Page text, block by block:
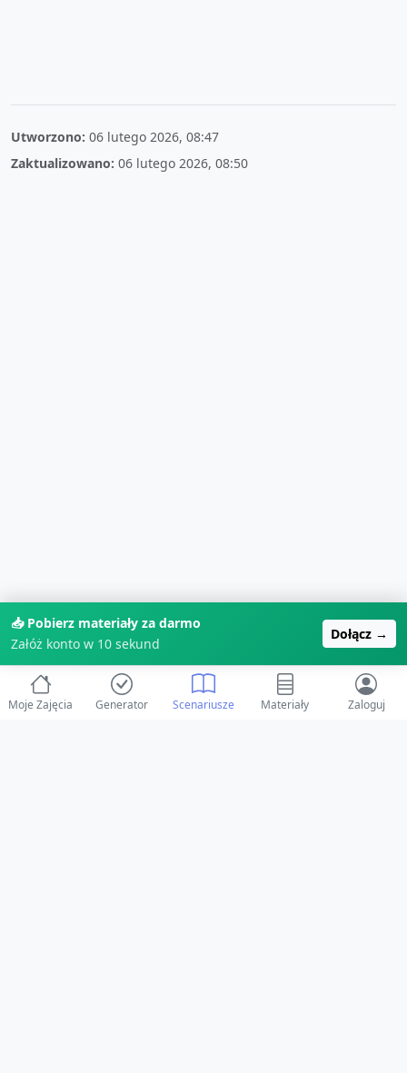
Utworzono: 06 lutego 2026, 08:47
Zaktualizowano: 06 lutego 2026, 08:50
📥 Pobierz materiały za darmo
Załóż konto w 10 sekund
Dołącz →
Moje Zajęcia Generator Scenariusze Materiały Zaloguj